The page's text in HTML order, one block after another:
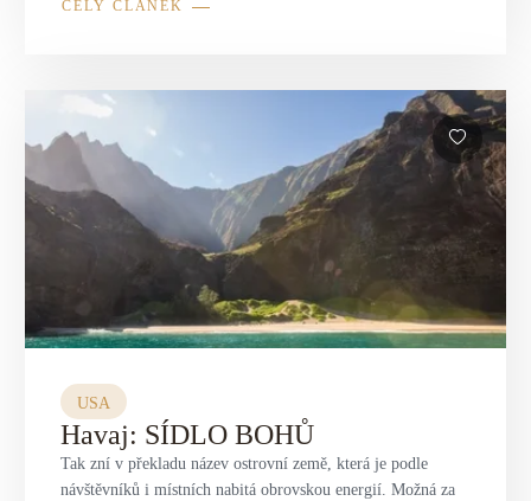
CELÝ ČLÁNEK
USA
Havaj: SÍDLO BOHŮ
Tak zní v překladu název ostrovní země, která je podle
návštěvníků i místních nabitá obrovskou energií. Možná za